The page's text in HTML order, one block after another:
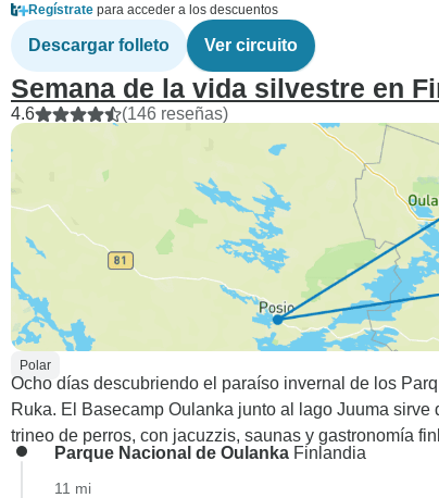
Regístrate para acceder a los descuentos
Descargar folleto Ver circuito
Semana de la vida silvestre en
4.6 (146 reseñas)
Polar
Ocho días descubriendo el paraíso invernal de los
Ruka. El Basecamp Oulanka junto al lago Juuma
trineo de perros, con jacuzzis, saunas y gastronomía
Parque Nacional de Oulanka Finlandia
11 mi